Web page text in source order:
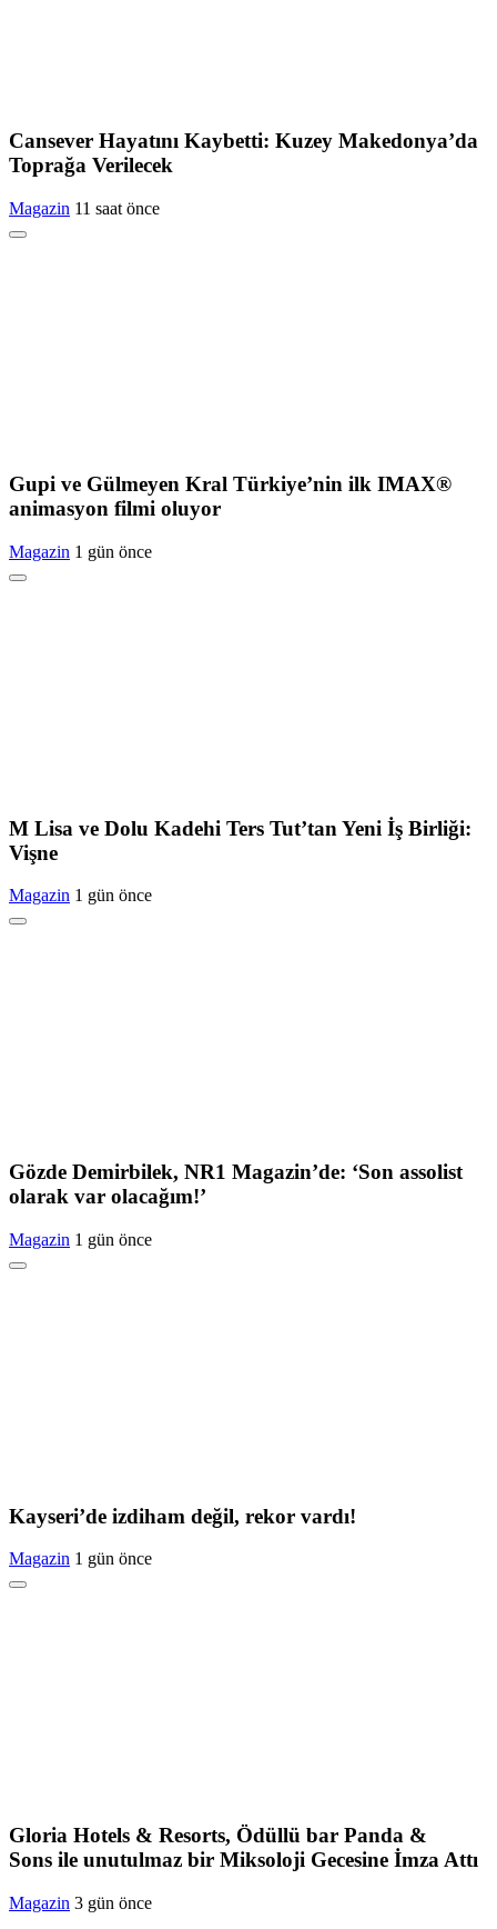
Cansever Hayatını Kaybetti: Kuzey Makedonya’da
Toprağa Verilecek
Magazin 11 saat önce
Gupi ve Gülmeyen Kral Türkiye’nin ilk IMAX®
animasyon filmi oluyor
Magazin 1 gün önce
M Lisa ve Dolu Kadehi Ters Tut’tan Yeni İş Birliği:
Vişne
Magazin 1 gün önce
Gözde Demirbilek, NR1 Magazin’de: ‘Son assolist
olarak var olacağım!’
Magazin 1 gün önce
Kayseri’de izdiham değil, rekor vardı!
Magazin 1 gün önce
Gloria Hotels & Resorts, Ödüllü bar Panda &
Sons ile unutulmaz bir Miksoloji Gecesine İmza Attı
Magazin 3 gün önce